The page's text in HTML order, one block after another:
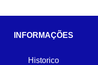
INFORMAÇÕES
Historico